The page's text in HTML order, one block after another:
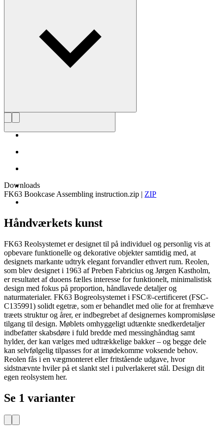
Downloads
FK63 Bookcase Assembling instruction.zip | ZIP
Håndværkets kunst
FK63 Reolsystemet er designet til på individuel og personlig vis at
opbevare funktionelle og dekorative objekter samtidig med, at
designets markante udtryk elegant forvandler ethvert rum. Reolen,
som blev designet i 1963 af Preben Fabricius og Jørgen Kastholm,
er resultatet af duoens fælles interesse for funktionelt, minimalistisk
design med fokus på proportion, håndlavede detaljer og
naturmaterialer. FK63 Bogreolsystemet i FSC®-certificeret (FSC-
C135991) solidt egetræ, som er behandlet med olie for at fremhæve
træets struktur og årer, er indbegrebet af designernes kompromisløse
tilgang til design. Møblets omhyggeligt udtænkte snedkerdetaljer
indbefatter skabsdøre i fuld bredde med messinghåndtag samt
hylder, der kan vælges med udtrækkelige bakker – og begge dele
kan selvfølgelig tilpasses for at imødekomme voksende behov.
Reolen fås i en vægmonteret eller fritstående udgave, hvor
sidstnævnte hviler på et slankt stel i pulverlakeret stål. Design dit
egen reolsystem her.
Se 1 varianter